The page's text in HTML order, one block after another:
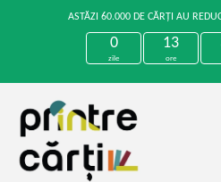
ASTĂZI 60.000 DE CĂRȚI AU
0
zile
13
ore